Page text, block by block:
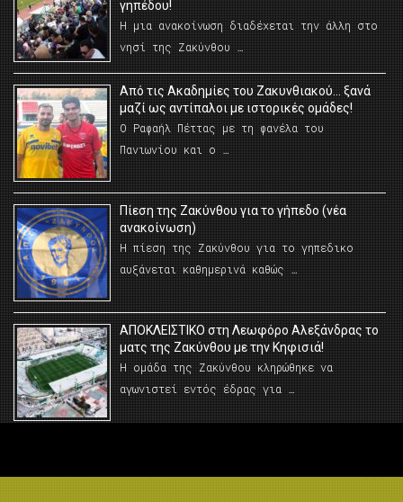
γηπέδου!
Η μια ανακοίνωση διαδέχεται την άλλη στο
νησί της Ζακύνθου …
Από τις Ακαδημίες του Ζακυνθιακού… ξανά
μαζί ως αντίπαλοι με ιστορικές ομάδες!
Ο Ραφαήλ Πέττας με τη φανέλα του
Πανιωνίου και ο …
Πίεση της Ζακύνθου για το γήπεδο (νέα
ανακοίνωση)
Η πίεση της Ζακύνθου για το γηπεδικο
αυξάνεται καθημερινά καθώς …
AΠΟΚΛΕΙΣΤΙΚΟ στη Λεωφόρο Αλεξάνδρας το
ματς της Ζακύνθου με την Κηφισιά!
Η ομάδα της Ζακύνθου κληρώθηκε να
αγωνιστεί εντός έδρας για …